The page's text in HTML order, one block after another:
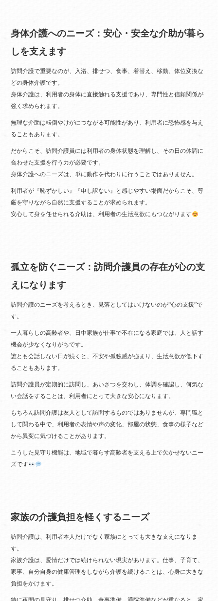
身体介護へのニーズ：安心・安全な介助が暮ら
しを支えます
訪問介護で重要なのが、入浴、排せつ、食事、着替え、移動、体位変換な
どの身体介護です。
身体介護は、利用者の身体に直接触れる支援であり、専門性と信頼関係が
強く求められます。
無理な介助は転倒やけがにつながる可能性があり、利用者に恐怖感を与え
ることもあります。
だからこそ、訪問介護員には利用者の身体状態を理解し、その日の体調に
合わせた支援を行う力が必要です。
身体介護へのニーズは、単に動作を代わりに行うことではありません。
利用者が『恥ずかしい』『申し訳ない』と感じやすい場面だからこそ、尊
厳を守りながら自然に支援することが求められます。
安心して身を任せられる介助は、利用者の生活意欲にもつながります
孤立を防ぐニーズ：訪問介護員の存在が心の支
えになります
訪問介護のニーズを考えるとき、見落としてはいけないのが“心の支援”で
す。
一人暮らしの高齢者や、日中家族が仕事で不在になる家庭では、人と話す
機会が少なくなりがちです。
誰とも会話しない日が続くと、不安や孤独感が強まり、生活意欲が低下す
ることもあります。
訪問介護員が定期的に訪問し、あいさつを交わし、体調を確認し、何気な
い会話をすることは、利用者にとって大きな安心になります。
もちろん訪問介護は友人として訪問するものではありませんが、専門職と
して関わる中で、利用者の表情や声の変化、部屋の状態、食事の様子など
から異変に気づけることがあります。
こうした見守り機能は、地域で暮らす高齢者を支える上で欠かせないニー
ズです
家族の介護負担を軽くするニーズ
訪問介護は、利用者本人だけでなく家族にとっても大きな支えになりま
す。
家族介護は、愛情だけでは続けられない現実があります。仕事、子育て、
家事、自分自身の健康管理をしながら介護を続けることは、心身に大きな
負担をかけます。